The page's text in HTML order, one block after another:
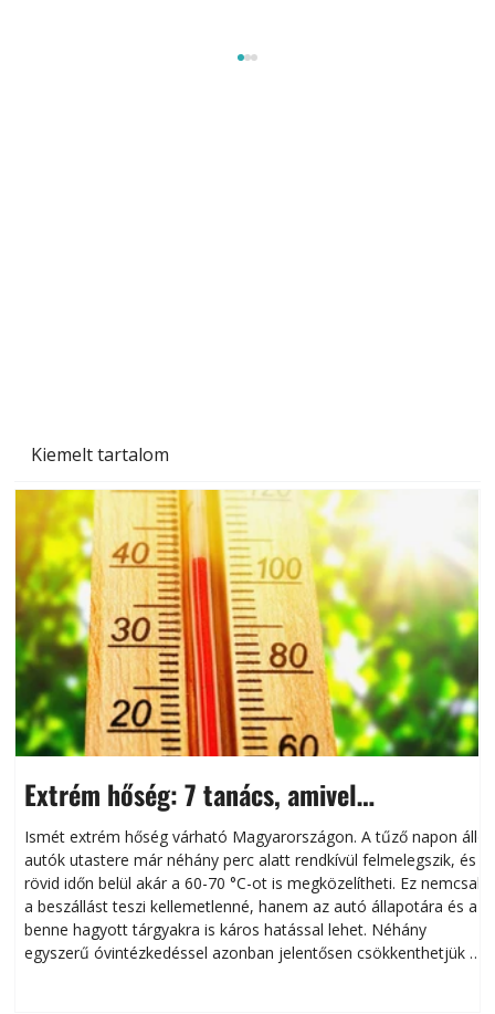
Kiemelt tartalom
Extrém hőség: 7 tanács, amivel
megóvhatjuk autónkat a nyári károktól
Ismét extrém hőség várható Magyarországon. A tűző napon álló
autók utastere már néhány perc alatt rendkívül felmelegszik, és
rövid időn belül akár a 60-70 °C-ot is megközelítheti. Ez nemcsak
a beszállást teszi kellemetlenné, hanem az autó állapotára és a
benne hagyott tárgyakra is káros hatással lehet. Néhány
egyszerű óvintézkedéssel azonban jelentősen csökkenthetjük a